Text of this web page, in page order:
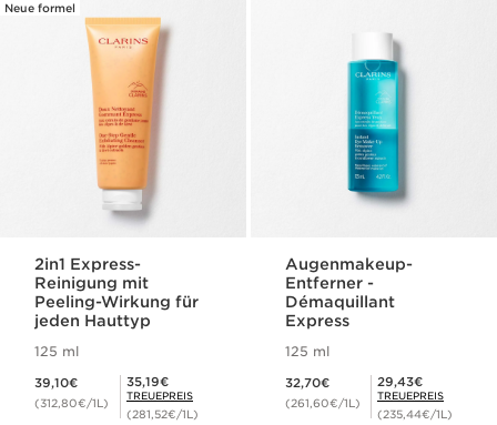
Neue formel
2in1 Express-
Reinigung mit
Peeling-Wirkung für
jeden Hauttyp
125 ml
39,10€
(312,80€/1L)
Mitgliederpreis 35,19€
35,19€
TREUEPREIS
(281,52€/1L)
Augenmakeup-
Entferner -
Démaquillant
Express
125 ml
32,70€
(261,60€/1L)
Mitgliederpreis 29,43€
29,43€
TREUEPREIS
(235,44€/1L)